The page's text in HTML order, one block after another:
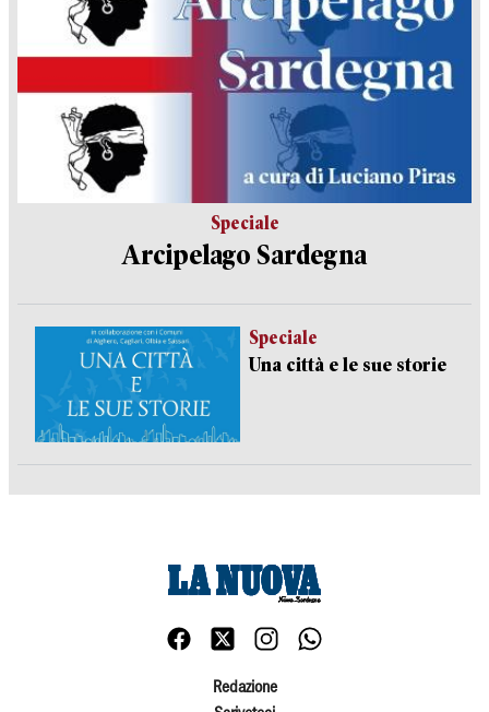
Speciale
Arcipelago Sardegna
Speciale
Una città e le sue storie
Redazione